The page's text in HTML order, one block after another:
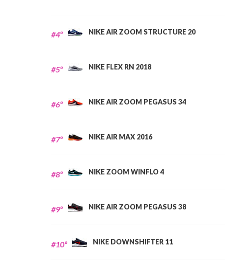
#4º NIKE AIR ZOOM STRUCTURE 20
#5º NIKE FLEX RN 2018
#6º NIKE AIR ZOOM PEGASUS 34
#7º NIKE AIR MAX 2016
#8º NIKE ZOOM WINFLO 4
#9º NIKE AIR ZOOM PEGASUS 38
#10º NIKE DOWNSHIFTER 11